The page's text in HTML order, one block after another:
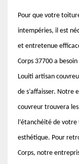
Pour que votre
intempéries, il est
et entretenue
Corps 37700 a
Louiti artisan
de s’affaisser. Notre
couvreur trouvera
l’étanchéité de
esthétique. Pour
Corps, notre